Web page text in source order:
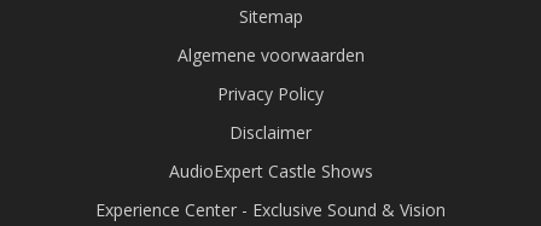
Sitemap
Algemene voorwaarden
Privacy Policy
Disclaimer
AudioExpert Castle Shows
Experience Center - Exclusive Sound & Vision